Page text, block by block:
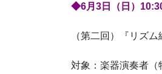
◆6月3日（日）
（第二回）『リズ
対象：楽器演奏者（